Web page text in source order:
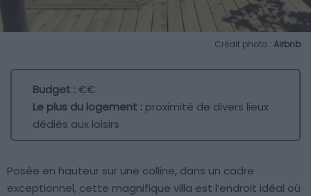
Crédit photo : Airbnb
Budget :€€
Le plus du logement : proximité de divers lieux
dédiés aux loisirs
Posée en hauteur sur une colline, dans un cadre
exceptionnel, cette magnifique villa est l’endroit idéal où